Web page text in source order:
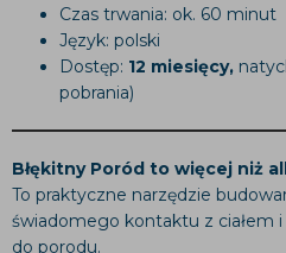
Czas trwania: ok. 60 minut
Język: polski
Dostęp: 12 miesięcy,
pobrania)
Błękitny Poród to więcej niż
To praktyczne narzędzie
świadomego kontaktu z ciałem
do porodu.